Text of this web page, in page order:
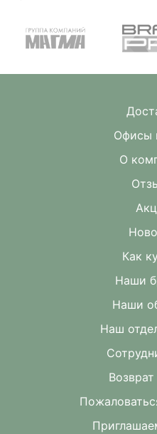
Офисы
О
Как
Наши
Наши
Наш